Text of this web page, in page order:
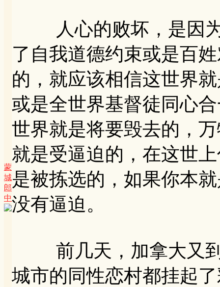
蒙
城
郎
中
人心的败坏，是因为
了自我道德约束或是百
的，就应该相信这世界
或是全世界基督徒同心
世界就是将要毁去的，
就是受逼迫的，在这世
是被拣选的，如果你本
没有逼迫。
前几天，加拿大又到
城市的同性恋村都挂起